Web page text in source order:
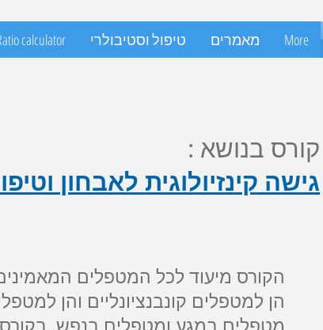
calculator טיפול וסטיבולרי מאמרים More
קורס בנושא :
גישה קינזיולוגית לאבחון
הקורס מיעוד לכל המטפלים
הן למטפלים קונבנציונליים והן